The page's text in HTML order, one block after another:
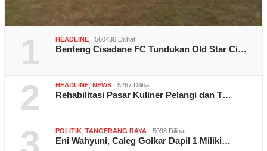
1 HEADLINE 560436 Dilihat
Benteng Cisadane FC Tundukan Old Star Ci…
2 HEADLINE NEWS 5267 Dilihat
Rehabilitasi Pasar Kuliner Pelangi dan T…
POLITIK TANGERANG RAYA 5098 Dilihat
Eni Wahyuni, Caleg Golkar Dapil 1 Miliki…